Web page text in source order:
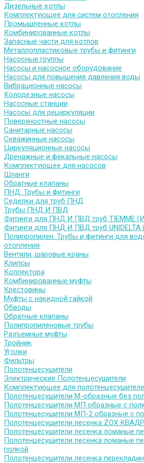
Дизельные котлы
Комплектующее для систем отопления
Промышленные котлы
Комбинированные котлы
Запасные части для котлов
Металлопластиковые трубы и фитинги
Насосные группы
Насосы и насосное оборудование
Насосы для повышения давления воды
Вибрационные насосы
Колодезные насосы
Насосные станции
Насосы для рециркуляции
Поверхностные насосы
Санитарные насосы
Скважинные насосы
Циркуляционные насосы
Дренажные и фекальные насосы
Комплектующее для насосов
Шланги
Обратные клапаны
ПНД. Трубы и фитинги
Седелки для труб ПНД
Трубы ПНД И ПВД
Фитинги для ПНД И ПВД труб TIEMME
Фитинги для ПНД И ПВД труб UNIDELTA
Полипропилен. Трубы и фитинги для
отопления
Вентили, шаровые краны
Клипсы
Коллектора
Комбинированные муфты
Крестовины
Муфты с накидной гайкой
Обводы
Обратные клапаны
Полипропиленовые трубы
Разъемные муфты
Тройник
Уголки
Фильтры
Полотенцесушители
Электрические Полотенцесушители
Комплектующее для
Полотенцесушители М-образные без
Полотенцесушители МП образные с
Полотенцесушители МП-2 образные с
Полотенцесушители лесенка ZOX
Полотенцесушители лесенка ломаные
Полотенцесушители лесенка ломаные
полкой
Полотенцесушители лесенка